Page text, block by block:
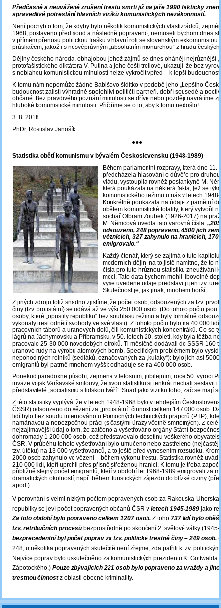
Předčasné a neuvážené zrušení trestu smrti již na jaře 1990 fakticky
spravedlivé potrestání hlavních viníků komunistických nezákonností.
Není pochyb o tom, že kdyby bylo několik komunistických vlastizrádců,
1968, postaveno před soud a následně popraveno, nemuseli bychom dnes
v přímém přenosu politickou frašku v hlavní roli se slovenským exkomunistou
práskačem, jakož i s nesvéprávným „absolutním monarchou“ z hradu českých
Dějiny českého národa, obhajobou jehož zájmů se dnes ohánějí nejrůznější
protofašistického diktátora V. Putina a jeho čeští trollové, ukazují, že bez
s neblahou komunistickou minulostí nelze vykročit vpřed – k lepší
K tomu nám nepomůže žádné Babišovo šidítko v podobě jeho „Lepšího
budoucnost zajistí výhradně spolehliví političtí partneři, dobří sousedé a
občané. Bez pravdivého poznání minulosti se dříve nebo později navrátíme
hluboké komunistické minulosti. Přičiňme se o to, aby k tomu nedošlo!
3. 8. 2018
PhDr. Rostislav Janošík
●●●
Statistika obětí komunismu v bývalém Československu (1948-1989)
Během parlamentní rozpravy, která dne 11.
předcházela hlasování o důvěře pro
vládu, vystoupila rovněž poslankyně M.
která poukázala na některá fakta, jež se
komunistického režimu u nás v letech
Konkrétně poukázala na údaje z pamětní
obětem komunistické totality, který vytvořil
sochař Olbram Zoubek (1926-2017) na
M. Němcová uvedla tato varovná čísla:
odsouzeno, 248 popraveno, 4500 jich
věznicích, 327 zahynulo na hranicích, 170
emigrovalo.“
Každý čtenář, který se zajímá o tuto
moderních dějin, na to jistě namítne, že to
čísla pro tuto hrůznou statistiku zneužívání
moci. Tato data bychom mohli libovolně
výše uvedené údaje představují jen tzv.
Skutečnost je, jak jinak, mnohem horší.
Z jiných zdrojů totiž snadno zjistíme, že počet osob, odsouzených za tzv.
činy (tzv. protistátní) se udává až ve výši 250 000 osob. (Do tohoto počtu jsou
osoby, které „opustily republiku“ bez souhlasu režimu a byly formálně
vykonaly trest odnětí svobody ve své vlasti). Z tohoto počtu bylo na 40 000
pracovních táborů a uranových dolů, čili komunistických koncentráků. Co se
lágrů na Jáchymovsku a Příbramsku, v 50. letech 20. století, kdy byla těžba
pracovalo 25-30 000 novodobých otroků. Ti měsíčně dodávali do SSSR 160
uranové rudy na výrobu atomových bomb. Specifickým problémem bylo
nepohodlných rolníků (sedláků, označovaných za „kulaky“): bylo jich asi
emigrantů byl patrně mnohem vyšší: odhaduje se na 400 000 osob.
Poněkud paradoxně působí, zejména v letošním, jubilejním, roce 50. výročí
invaze vojsk Varšavské smlouvy, že svou statistiku si tenkrát nechali sestavit i
představitelé „socialismu s lidskou tváří“. Snad jako vizitku toho, zač se mají
Z této statistiky vyplývá, že v letech 1948-1968 bylo v tehdejším
ČSSR) odsouzeno do vězení za „protistátní“ činnost celkem 147 000 osob.
lidí bylo bez soudu internováno u Pomocných technických praporů (PTP),
namáhavou a nebezpečnou práci (s častými úrazy včetně smrtelných). Z celé
nejzajímavější údaj o tom, že zatčeno a vyšetřováno orgány Státní
dohromady 1 200 000 osob, což představovalo desetinu veškerého
ČSR. V průběhu tohoto vyšetřování bylo umučeno nebo zastřeleno
tzv. útěku) na 13 000 vyšetřovanců, a to ještě před vynesením rozsudku.
2000 osob zahynulo ve vězení – během výkonu trestu. Statistika rovněž
210 000 lidí, kteří uprchli přes přísně střeženou hranici. K tomu je třeba
přibližně stejný počet emigrantů, kteří v období let 1968-1989 emigrovali za
dramatických okolností, např. během turistických zájezdů do blízké ciziny
apod.).
V porovnání s velmi nízkým počtem popravených osob za Rakouska-Uherska
republiky se jeví počet popravených občanů ČSR v letech 1945-1989 jako
Za toto období bylo popraveno celkem 1207 osob. Z toho 737 lidí bylo
tzv. retribučních procesů bezprostředně po skončení 2. světové války
bezprecedentní byl počet poprav za tzv. politické trestné činy – 249 osob.
248; u několika popravených skutečně není zřejmé, zda patřili k tzv.
Nejvíce poprav bylo uskutečněno za komunistických prezidentů K. Gottwalda
Zápotockého.) Pouze zbývajících 221 osob bylo popraveno za vraždy a
trestnou činnostz oblasti obecné kriminality.